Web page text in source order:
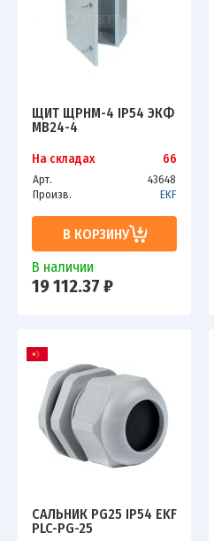
ЩИТ ЩРНМ-4 IP54 ЭКФ
MB24-4
На складах 66
Арт.
43648
Произв.
EKF
В КОРЗИНУ
В наличии
19 112.37 ₽
САЛЬНИК PG25 IP54 EKF
PLC-PG-25